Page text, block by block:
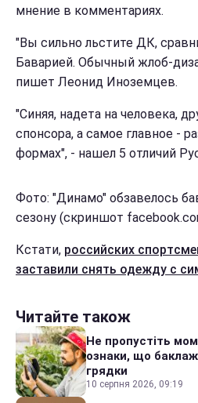
мнение в комментариях.
"Вы сильно льстите ДК,
Баварией. Обычный жлоб-
пишет Леонид Иноземцев.
"Синяя, надета на человека,
спонсора, а самое главное -
формах", - нашел 5 отличий
Фото: "Динамо" обзавелось
сезону (скриншот
Кстати, российских
заставили снять одежду с
Читайте також
Не пропустіть
ознаки, що
грядки
10 серпня 2026, 09:19